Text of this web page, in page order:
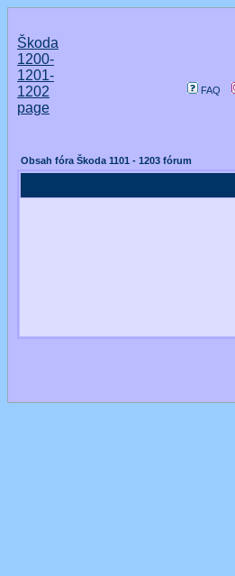
Škoda
1200-
1201-
1202
page
FAQ
Obsah fóra Škoda 1101 - 1203 fórum